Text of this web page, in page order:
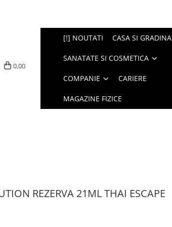
0,00
[!] NOUTATI CASA SI GRADINA
SANATATE SI COSMETICA
COMPANIE CARIERE
MAGAZINE FIZICE
REZERVA 21ML THAI ESCAPE